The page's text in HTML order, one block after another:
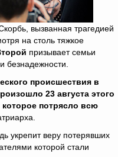
Скорбь, вызванная трагедией
на столь тяжкое
призывает семьи
безнадежности.
происшествия в
23 августа этого
которое потрясло всю
укрепит веру потерявших
которой стали